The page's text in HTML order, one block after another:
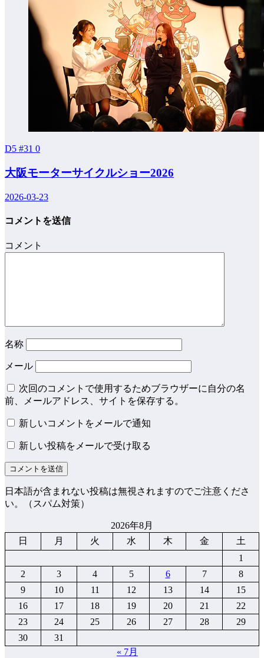
D5 #31 0
大阪モーターサイクルショー2026
2026-03-23
コメントを送信
コメント
名称
メール
次回のコメントで使用するためブラウザーに自分の名
前、メールアドレス、サイトを保存する。
新しいコメントをメールで通知
新しい投稿をメールで受け取る
日本語が含まれない投稿は無視されますのでご注意くださ
い。（スパム対策）
2026年8月
日
月 火 水 木 金
土
1
2
3 4 5 6 7
8
9
10 11 12 13 14
15
16
17 18 19 20 21
22
23
24 25 26 27 28
29
30
31
« 7月